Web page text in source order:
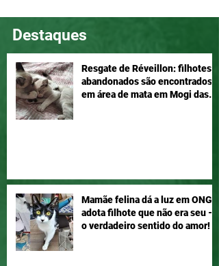
Destaques
Resgate de Réveillon: filhotes
abandonados são encontrados
em área de mata em Mogi das
Mamãe felina dá a luz em ONG e
adota filhote que não era seu –
o verdadeiro sentido do amor!